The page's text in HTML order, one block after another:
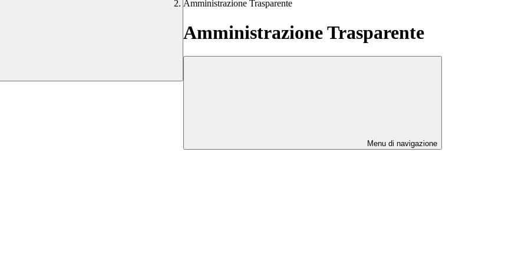
Amministrazione Trasparente
Amministrazione Trasparente
Menu di navigazione